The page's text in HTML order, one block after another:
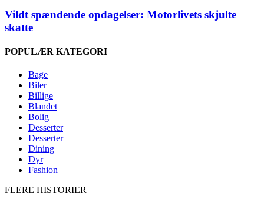
Vildt spændende opdagelser: Motorlivets skjulte
skatte
POPULÆR KATEGORI
Bage
Biler
Billige
Blandet
Bolig
Desserter
Desserter
Dining
Dyr
Fashion
FLERE HISTORIER